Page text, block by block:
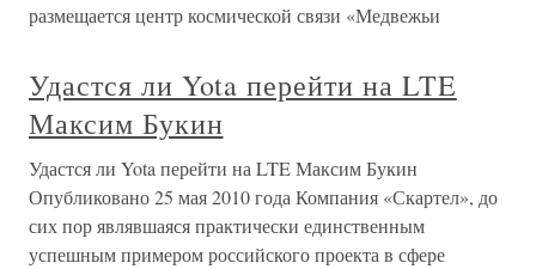
размещается центр космической связи «Медвежьи
Удастся ли Yota перейти на LTE
Максим Букин
Удастся ли Yota перейти на LTE Максим Букин
Опубликовано 25 мая 2010 года Компания «Скартел», до
сих пор являвшаяся практически единственным
успешным примером российского проекта в сфере